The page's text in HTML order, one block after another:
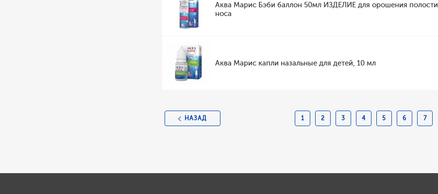
Аква Марис Бэби баллон 50мл ИЗДЕЛИЕ для орошения полости
носа
Аква Марис капли назальные для детей, 10 мл
НАЗАД 1 2 3 4 5 6 7